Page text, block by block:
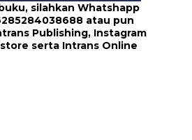
silahkan Whatshapp
atau pun
Publishing, Instagram
serta Intrans Online